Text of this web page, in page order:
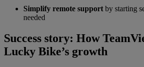
Simplify remote support by starting
needed
Success story: How
Lucky Bike’s growth